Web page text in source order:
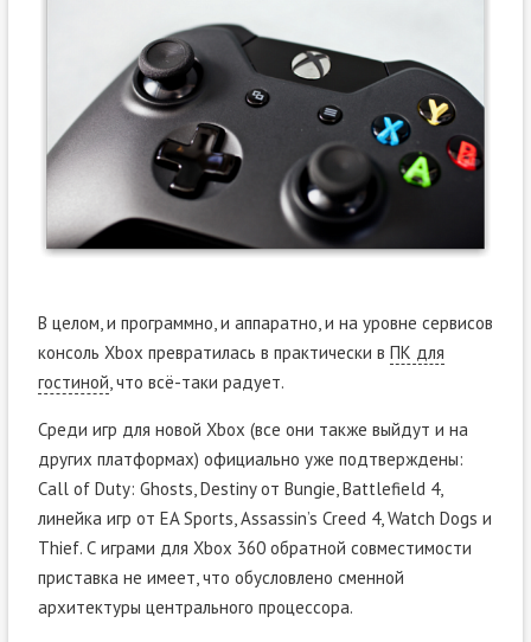
В целом, и программно, и аппаратно, и на уровне сервисов
консоль Xbox превратилась в практически в ПК для
гостиной, что всё-таки радует.
Среди игр для новой Xbox (все они также выйдут и на
других платформах) официально уже подтверждены:
Call of Duty: Ghosts, Destiny от Bungie, Battlefield 4,
линейка игр от EA Sports, Assassin’s Creed 4, Watch Dogs и
Thief. С играми для Xbox 360 обратной совместимости
приставка не имеет, что обусловлено сменной
архитектуры центрального процессора.